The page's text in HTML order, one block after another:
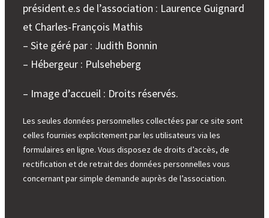
président.e.s de l’association : Laurence Guignard
et Charles-François Mathis
– Site géré par : Judith Bonnin
– Hébergeur : Pulseheberg
– Image d’accueil : Droits réservés.
Les seules données personnelles collectées par ce site sont
celles fournies explicitement par les utilisateurs via les
formulaires en ligne. Vous disposez de droits d’accès, de
rectification et de retrait des données personnelles vous
concernant par simple demande auprès de l’association.